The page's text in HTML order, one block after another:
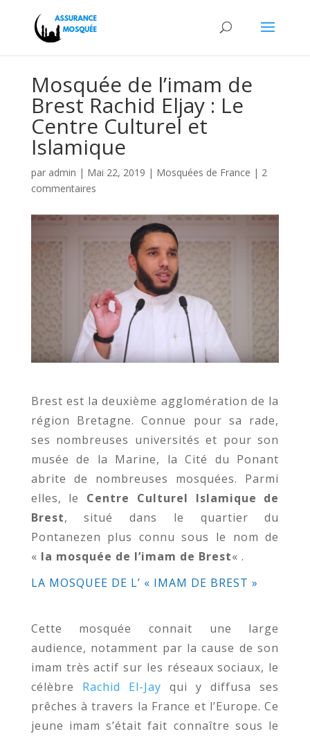
Mosquée de l’imam de
Brest Rachid Eljay : Le
Centre Culturel et
Islamique
par admin | Mai 22, 2019 | Mosquées de France | 2
commentaires
Brest est la deuxième agglomération de la
région Bretagne. Connue pour sa rade,
ses nombreuses universités et pour son
musée de la Marine, la Cité du Ponant
abrite de nombreuses mosquées. Parmi
elles, le Centre Culturel Islamique de
Brest, situé dans le quartier du
Pontanezen plus connu sous le nom de
« la mosquée de l’imam de Brest« .
LA MOSQUEE DE L’ « IMAM DE BREST »
Cette mosquée connait une large
audience, notamment par la cause de son
imam très actif sur les réseaux sociaux, le
célèbre Rachid El-Jay qui y diffusa ses
prêches à travers la France et l’Europe. Ce
jeune imam s’était fait connaître sous le